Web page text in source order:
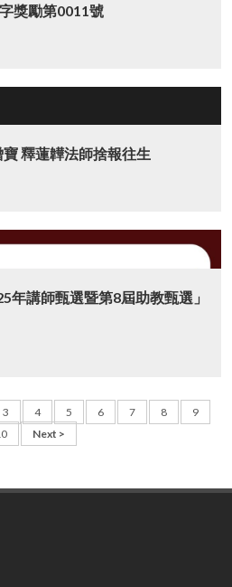
獎勵第0011號
寶 釋蓮韡法師捨報往生
年講師甄選暨第8屆助教甄選」
3 4 5 6 7 8
9
Next >